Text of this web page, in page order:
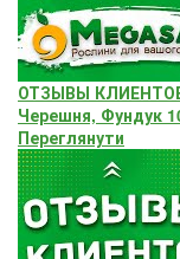
ОТЗЫВЫ
Черешня, Фундук
Переглянути